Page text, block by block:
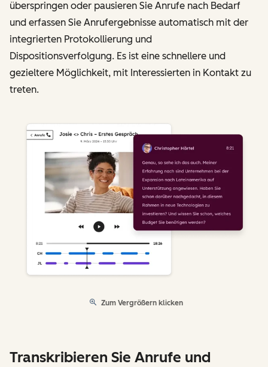
überspringen oder pausieren Sie Anrufe nach Bedarf
und erfassen Sie Anrufergebnisse automatisch mit der
integrierten Protokollierung und
Dispositionsverfolgung. Es ist eine schnellere und
gezieltere Möglichkeit, mit Interessierten in Kontakt zu
treten.
Zum Vergrößern klicken
Transkribieren Sie Anrufe und